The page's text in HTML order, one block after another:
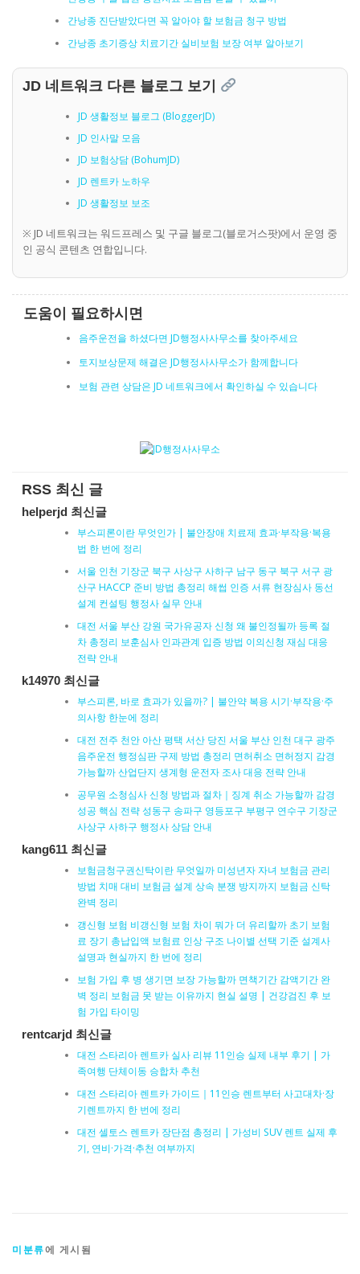
간낭종 진단받았다면 꼭 알아야 할 보험금 청구 방법
간낭종 초기증상 치료기간 실비보험 보장 여부 알아보기
JD 네트워크 다른 블로그 보기
JD 생활정보 블로그 (BloggerJD)
JD 인사말 모음
JD 보험상담 (BohumJD)
JD 렌트카 노하우
JD 생활정보 보조
※ JD 네트워크는 워드프레스 및 구글 블로그(블로거스팟)에서 운영 중
인 공식 콘텐츠 연합입니다.
도움이 필요하시면
음주운전을 하셨다면 JD행정사사무소를 찾아주세요
토지보상문제 해결은 JD행정사사무소가 함께합니다
보험 관련 상담은 JD 네트워크에서 확인하실 수 있습니다
RSS 최신 글
helperjd 최신글
부스피론이란 무엇인가 | 불안장애 치료제 효과·부작용·복용
법 한 번에 정리
서울 인천 기장군 북구 사상구 사하구 남구 동구 북구 서구 광
산구 HACCP 준비 방법 총정리 해썹 인증 서류 현장심사 동선
설계 컨설팅 행정사 실무 안내
대전 서울 부산 강원 국가유공자 신청 왜 불인정될까 등록 절
차 총정리 보훈심사 인과관계 입증 방법 이의신청 재심 대응
전략 안내
k14970 최신글
부스피론, 바로 효과가 있을까? | 불안약 복용 시기·부작용·주
의사항 한눈에 정리
대전 전주 천안 아산 평택 서산 당진 서울 부산 인천 대구 광주
음주운전 행정심판 구제 방법 총정리 면허취소 면허정지 감경
가능할까 산업단지 생계형 운전자 조사 대응 전략 안내
공무원 소청심사 신청 방법과 절차｜징계 취소 가능할까 감경
성공 핵심 전략 성동구 송파구 영등포구 부평구 연수구 기장군
사상구 사하구 행정사 상담 안내
kang611 최신글
보험금청구권신탁이란 무엇일까 미성년자 자녀 보험금 관리
방법 치매 대비 보험금 설계 상속 분쟁 방지까지 보험금 신탁
완벽 정리
갱신형 보험 비갱신형 보험 차이 뭐가 더 유리할까 초기 보험
료 장기 총납입액 보험료 인상 구조 나이별 선택 기준 설계사
설명과 현실까지 한 번에 정리
보험 가입 후 병 생기면 보장 가능할까 면책기간 감액기간 완
벽 정리 보험금 못 받는 이유까지 현실 설명 | 건강검진 후 보
험 가입 타이밍
rentcarjd 최신글
대전 스타리아 렌트카 실사 리뷰 11인승 실제 내부 후기 | 가
족여행 단체이동 승합차 추천
대전 스타리아 렌트카 가이드｜11인승 렌트부터 사고대차·장
기렌트까지 한 번에 정리
대전 셀토스 렌트카 장단점 총정리 | 가성비 SUV 렌트 실제 후
기, 연비·가격·추천 여부까지
미분류에 게시됨